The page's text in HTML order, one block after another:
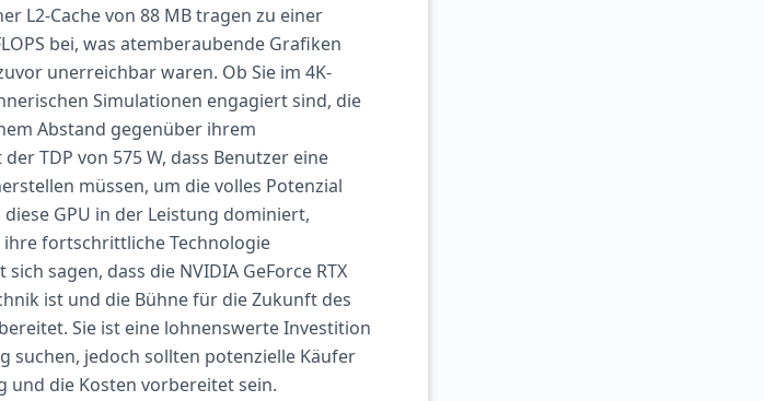
L2-Cache von 88 MB tragen zu einer
bei, was atemberaubende Grafiken
unerreichbar waren. Ob Sie im 4K-
Simulationen engagiert sind, die
Abstand gegenüber ihrem
TDP von 575 W, dass Benutzer eine
müssen, um die volles Potenzial
GPU in der Leistung dominiert,
fortschrittliche Technologie
sagen, dass die NVIDIA GeForce RTX
ist und die Bühne für die Zukunft des
Sie ist eine lohnenswerte Investition
suchen, jedoch sollten potenzielle Käufer
die Kosten vorbereitet sein.